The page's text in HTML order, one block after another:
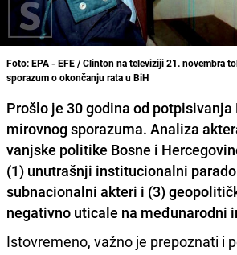
Foto: EPA - EFE / Clinton na televiziji 21. novembra
sporazum o okončanju rata u BiH
Prošlo je 30 godina od potpisivanja
mirovnog sporazuma. Analiza
vanjske politike Bosne i
(1) unutrašnji institucionalni
subnacionalni akteri i (3)
negativno uticale na međunarodni
Istovremeno, važno je prepoznati i